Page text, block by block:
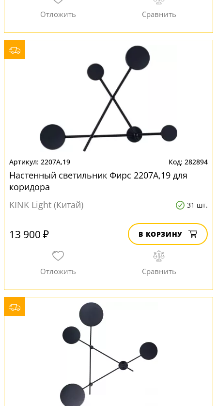
2207A,19 282894
Настенный светильник Фирс 2207A,19 для
коридора
KINK Light (Китай)
31 шт.
13 900 ₽ В КОРЗИНУ